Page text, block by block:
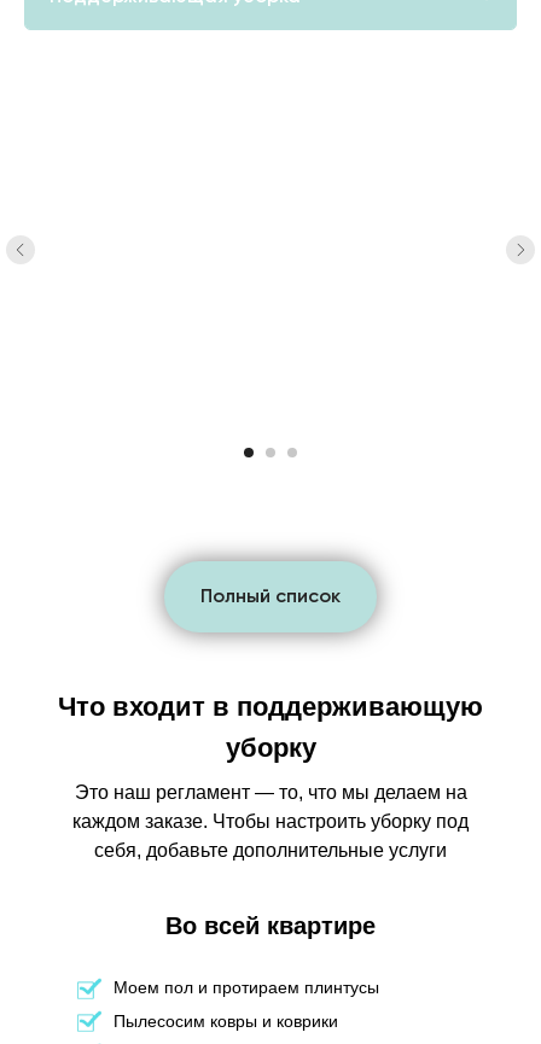
Полный список
Что входит в поддерживающую
уборку
Это наш регламент — то, что мы делаем на
каждом заказе. Чтобы настроить уборку под
себя, добавьте дополнительные услуги
Во всей квартире
Моем пол и протираем плинтусы
Пылесосим ковры и коврики